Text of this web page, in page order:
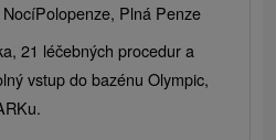
Polopenze, Plná Penze
21 léčebných procedur a
vstup do bazénu Olympic,